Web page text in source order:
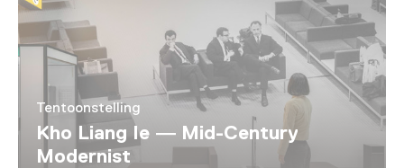
Tentoonstelling
Kho Liang Ie — Mid-Century
Modernist